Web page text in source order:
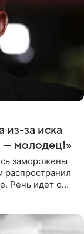
из-за иска
— молодец!»
заморожены
Речь идет о